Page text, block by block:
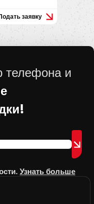
заявку
телефона и
Узнать больше